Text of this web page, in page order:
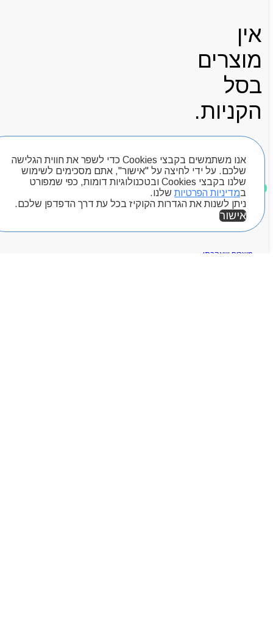
אנו משתמשים בקבצי Cookies כדי לשפר את חווית הגלישה
שלכם. על ידי לחיצה על "אישור", אתם מסכימים לשימוש
שלנו בקבצי Cookies ובטכנולוגיות דומות, כפי שמפורט
במדיניות הפרטיות שלנו.
ניתן לשנות את הגדרות הקוקיז בכל עת דרך הדפדפן שלכם.
אישור
אין
מוצרים
בסל
הקניות.
עגלת קניות
חיפוש מוצרים
מוצרים שאהבתי